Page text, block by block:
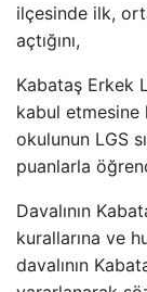
ilçesinde ilk,
açtığını,
Kabataş Erkek
kabul etmesine
okulunun LGS
puanlarla
Davalının
kurallarına ve
davalının